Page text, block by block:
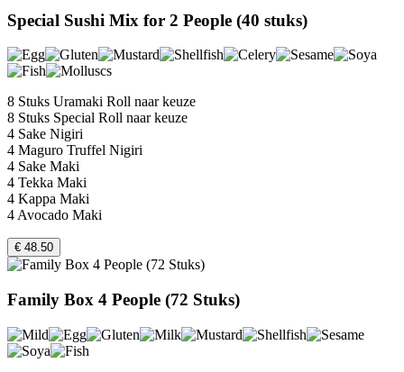
Special Sushi Mix for 2 People (40 stuks)
8 Stuks Uramaki Roll naar keuze
8 Stuks Special Roll naar keuze
4 Sake Nigiri
4 Maguro Truffel Nigiri
4 Sake Maki
4 Tekka Maki
4 Kappa Maki
4 Avocado Maki
€ 48.50
Family Box 4 People (72 Stuks)